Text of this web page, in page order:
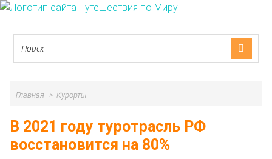
Главная Курорты
В 2021 году туротрасль РФ
восстановится на 80%